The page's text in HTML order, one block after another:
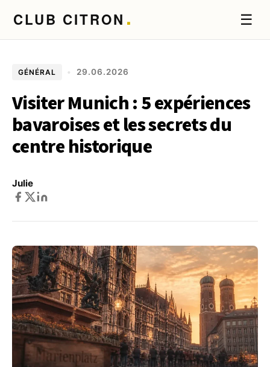
CLUB CITRON . ☰
GÉNÉRAL • 29.06.2026
Visiter Munich : 5 expériences
bavaroises et les secrets du
centre historique
Julie